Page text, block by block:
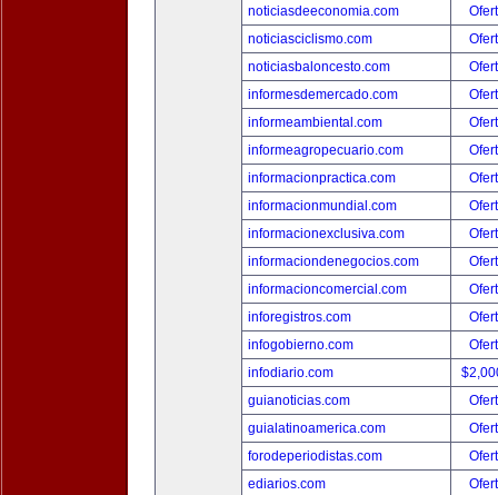
noticiasdeeconomia.com
noticiasciclismo.com
noticiasbaloncesto.com
informesdemercado.com
informeambiental.com
informeagropecuario.com
informacionpractica.com
informacionmundial.com
informacionexclusiva.com
informaciondenegocios.com
informacioncomercial.com
inforegistros.com
infogobierno.com
infodiario.com
guianoticias.com
guialatinoamerica.com
forodeperiodistas.com
ediarios.com